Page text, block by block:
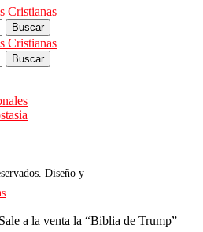
Buscar
Buscar
Diseño y
Sale a la venta la “Biblia de Trump”